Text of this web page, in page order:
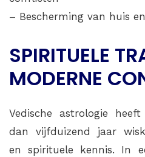
– Bescherming van huis
SPIRITUELE
MODERNE
Vedische astrologie
dan vijfduizend jaar
en spirituele kennis. In